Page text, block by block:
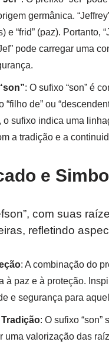
germânica.
e “frid” (paz). Portanto,
pode carregar uma
: O sufixo “son” é
“filho de” ou
o sufixo indica uma
a tradição e a
e
com suas
refletindo
: A combinação do
à paz e à proteção.
e segurança para
: O sufixo “son”
uma valorização das